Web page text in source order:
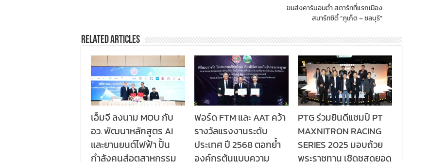
ขนส่งคาร์บอนต่ำ สตาร์ทที่แรกเมือง
สมาร์ทซิตี้ “ภูเก็ต – ชลบุรี”
Related Articles
เอ็มจี ลงนาม MOU กับ
อว. พัฒนาหลักสูตร AI
และยานยนต์ไฟฟ้า ปั้น
กำลังคนสู่อุตสาหกรรม
ฟอร์ด FTM และ AAT คว้า
รางวัลแรงงานระดับ
ประเทศ ปี 2568 ตอกย้ำ
องค์กรต้นแบบความ
PTG ร่วมยินดีแชมป์ PT
MAXNITRON RACING
SERIES 2025 มอบถ้วย
พระราชทาน เชิดชูสุดยอด